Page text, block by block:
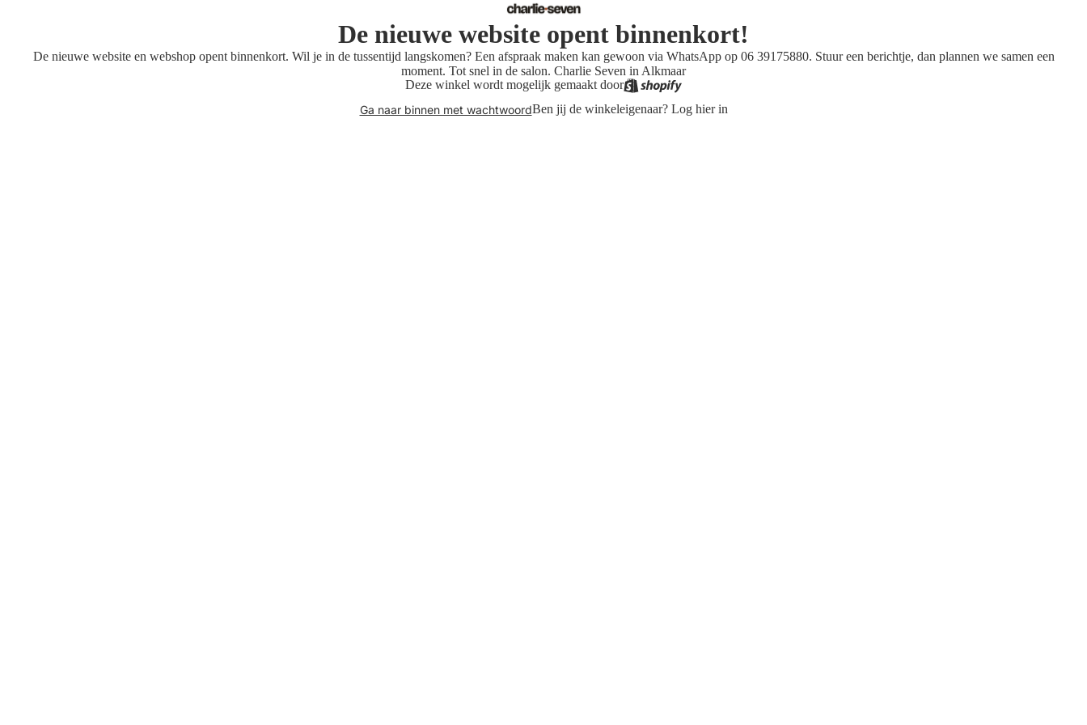
De nieuwe website opent binnenkort!
De nieuwe website en webshop opent binnenkort. Wil je in de tussentijd langskomen? Een afspraak maken kan gewoon via WhatsApp op 06 39175880. Stuur een berichtje, dan plannen we samen een
moment. Tot snel in de salon. Charlie Seven in Alkmaar
Deze winkel wordt mogelijk gemaakt door
Ga naar binnen met wachtwoordBen jij de winkeleigenaar? Log hier in